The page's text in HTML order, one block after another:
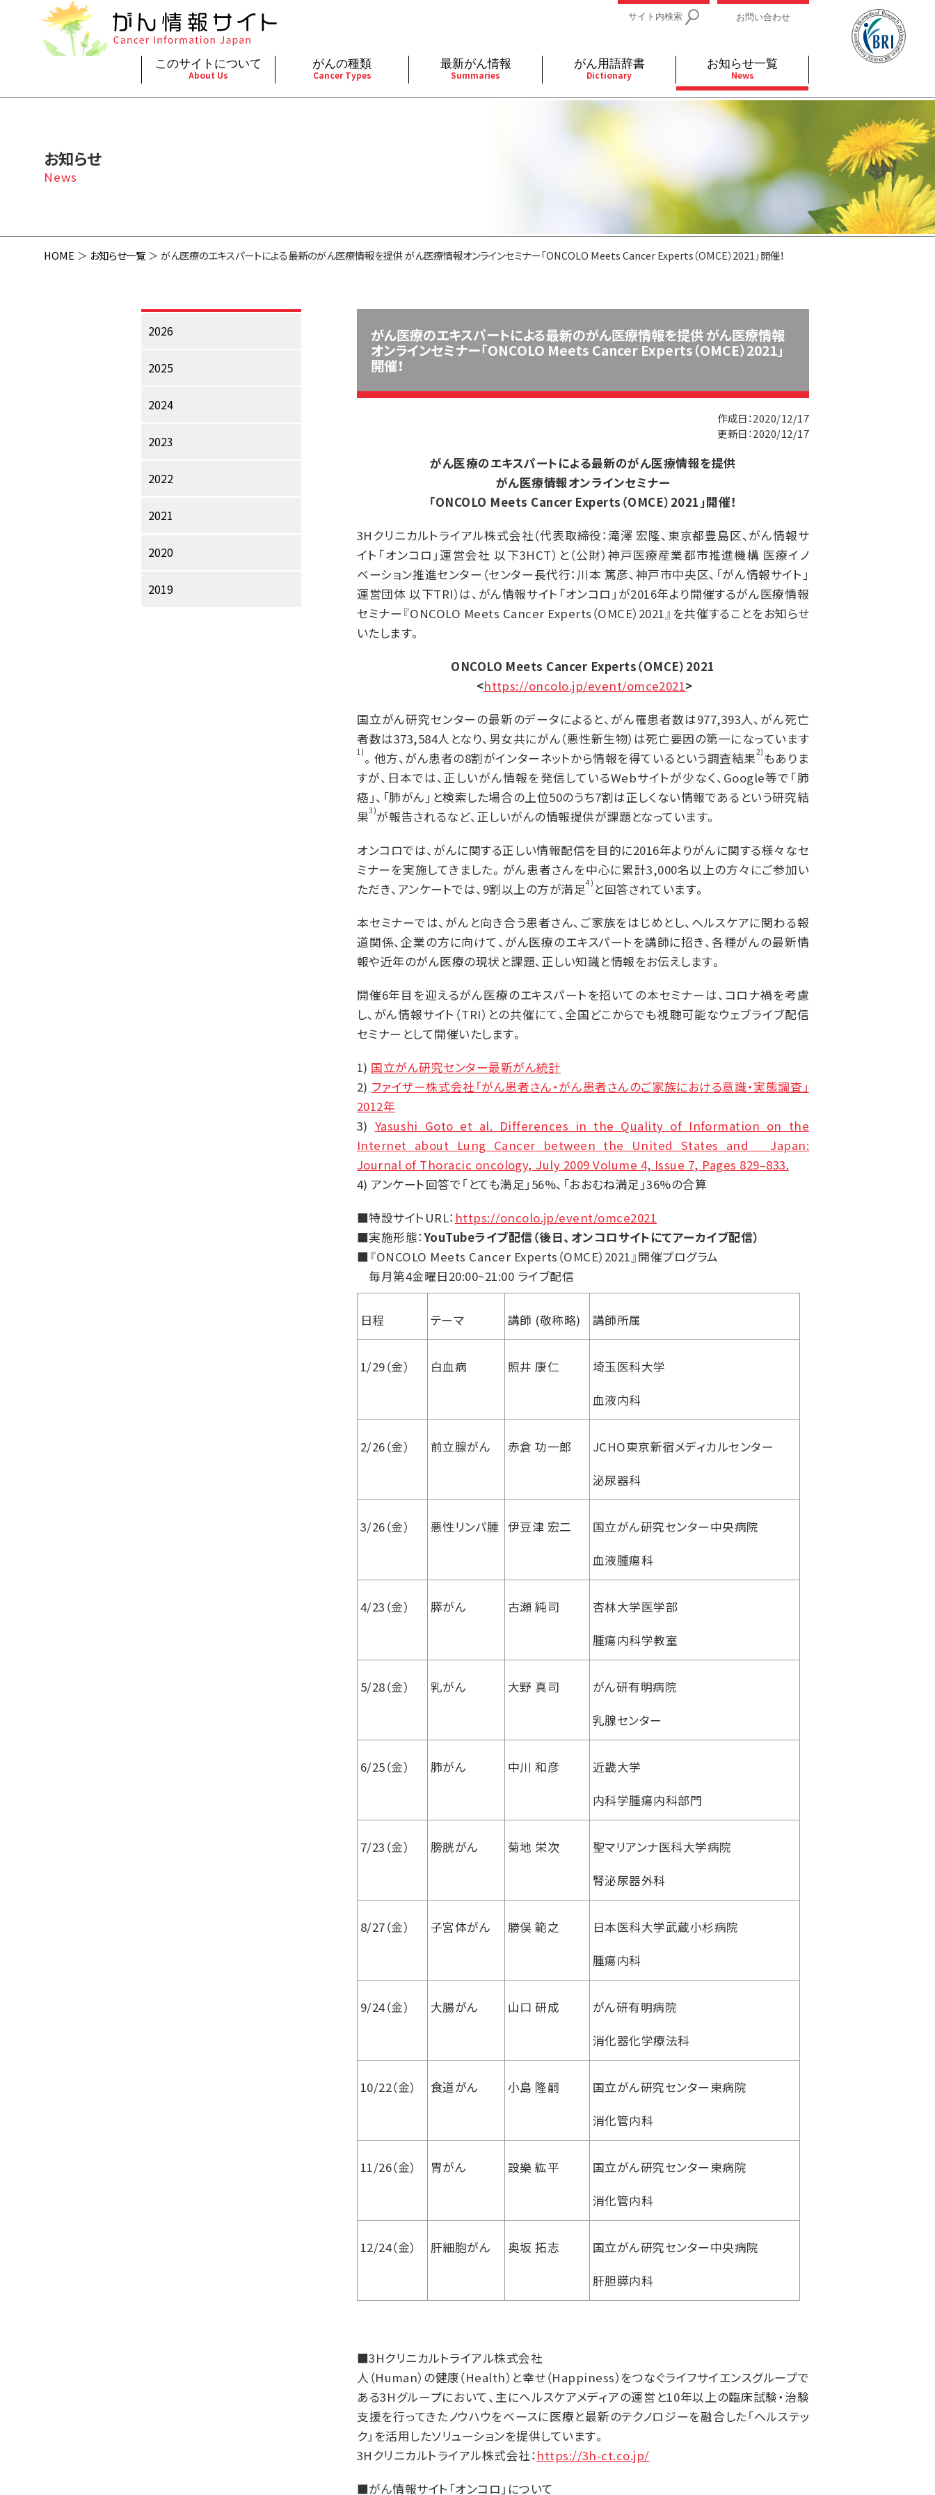
このサイトについて
About Us
このサイトについて
About Cancer Information Japan
がんの種類
Cancer Types
がんの種類
Cancer Types
補完代替医療
最新がん情報
Summaries
最新がん情報
Summaries
がん用語辞書
Dictionary
お知らせ一覧
News
サイト内検索 お問い合わせ
お知らせ
News
HOME お知らせ一覧 がん医療のエキスパートによる最新のがん医療情報を提供 がん医療情報オンラインセミナー「ONCOLO Meets Cancer Experts（OMCE）2021」開催！
2026
2025
2024
2023
2022
2021
2020
2019
がん医療のエキスパートによる最新のがん医療情報を提供 がん医療情報
オンラインセミナー「ONCOLO Meets Cancer Experts（OMCE）2021」
開催！
2020/12/17
2020/12/17
がん医療のエキスパートによる最新のがん医療情報を提供
がん医療情報オンラインセミナー
「ONCOLO Meets Cancer Experts（OMCE）2021」開催！
3Hクリニカルトライアル株式会社（代表取締役：滝澤 宏隆、東京都豊島区、がん情報サ
イト「オンコロ」運営会社 以下3HCT）と（公財）神戸医療産業都市推進機構 医療イノ
ベーション推進センター（センター長代行：川本 篤彦、神戸市中央区、「がん情報サイト」
運営団体 以下TRI）は、がん情報サイト「オンコロ」が2016年より開催するがん医療情報
セミナー『ONCOLO Meets Cancer Experts（OMCE）2021』を共催することをお知らせ
いたします。
ONCOLO Meets Cancer Experts（OMCE）2021
<https://oncolo.jp/event/omce2021>
国立がん研究センターの最新のデータによると、がん罹患者数は977,393人、がん死亡
者数は373,584人となり、男女共にがん（悪性新生物）は死亡要因の第一になっています
1)。他方、がん患者の8割がインターネットから情報を得ているという調査結果2) もありま
すが、日本では、正しいがん情報を発信しているWebサイトが少なく、Google等で「肺
癌」、「肺がん」と検索した場合の上位50のうち7割は正しくない情報であるという研究結
果3)が報告されるなど、正しいがんの情報提供が課題となっています。
オンコロでは、がんに関する正しい情報配信を目的に2016年よりがんに関する様々なセ
ミナーを実施してきました。がん患者さんを中心に累計3,000名以上の方々にご参加い
ただき、アンケートでは、9割以上の方が満足4) と回答されています。
本セミナーでは、がんと向き合う患者さん、ご家族をはじめとし、ヘルスケアに関わる報
道関係、企業の方に向けて、がん医療のエキスパートを講師に招き、各種がんの最新情
報や近年のがん医療の現状と課題、正しい知識と情報をお伝えします。
開催6年目を迎えるがん医療のエキスパートを招いての本セミナーは、コロナ禍を考慮
し、がん情報サイト（TRI）との共催にて、全国どこからでも視聴可能なウェブライブ配信
セミナーとして開催いたします。
1) 国立がん研究センター最新がん統計
2) ファイザー株式会社「がん患者さん・がん患者さんのご家族における意識・実態調査」
2012年
3) Yasushi Goto et al. Differences in the Quality of Information on the
Internet about Lung Cancer between the United States and Japan:
Journal of Thoracic oncology, July 2009 Volume 4, Issue 7, Pages 829–833.
4) アンケート回答で「とても満足」56%、「おおむね満足」36%の合算
■特設サイトURL： https://oncolo.jp/event/omce2021
■実施形態：YouTubeライブ配信（後日、オンコロサイトにてアーカイブ配信）
■『ONCOLO Meets Cancer Experts（OMCE）2021』開催プログラム
毎月第4金曜日20:00~21:00 ライブ配信
日程 テーマ 講師 (敬称略) 講師所属
1/29（金） 白血病 照井 康仁
埼玉医科大学
血液内科
2/26（金） 前立腺がん 赤倉 功一郎
JCHO東京新宿メディカルセンター
泌尿器科
3/26（金） 悪性リンパ腫 伊豆津 宏二
国立がん研究センター中央病院
血液腫瘍科
4/23（金） 膵がん 古瀬 純司
杏林大学医学部
腫瘍内科学教室
5/28（金） 乳がん 大野 真司
がん研有明病院
乳腺センター
6/25（金） 肺がん 中川 和彦
近畿大学
内科学腫瘍内科部門
7/23（金） 膀胱がん 菊地 栄次
聖マリアンナ医科大学病院
腎泌尿器外科
8/27（金） 子宮体がん 勝俣 範之
日本医科大学武蔵小杉病院
腫瘍内科
9/24（金） 大腸がん 山口 研成
がん研有明病院
消化器化学療法科
10/22（金） 食道がん 小島 隆嗣
国立がん研究センター東病院
消化管内科
11/26（金） 胃がん 設樂 紘平
国立がん研究センター東病院
消化管内科
12/24（金） 肝細胞がん 奥坂 拓志
国立がん研究センター中央病院
肝胆膵内科
■3Hクリニカルトライアル株式会社
人（Human）の健康（Health）と幸せ（Happiness）をつなぐライフサイエンスグループで
ある3Hグループにおいて、主にヘルスケアメディアの運営と10年以上の臨床試験・治験
支援を行ってきたノウハウをベースに医療と最新のテクノロジーを融合した「ヘルステッ
ク」を活用したソリューションを提供しています。
3Hクリニカルトライアル株式会社： https://3h-ct.co.jp/
■がん情報サイト「オンコロ」について